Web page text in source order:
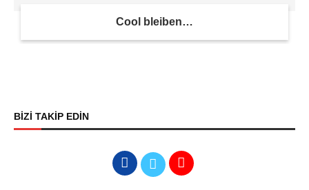
Cool bleiben…
BİZİ TAKİP EDİN